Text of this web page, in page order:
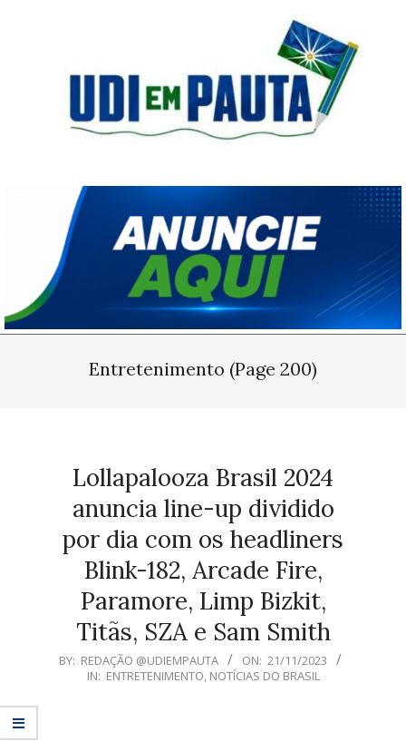
Pauta
Entretenimento (Page 200)
Lollapalooza Brasil 2024
anuncia line-up dividido
por dia com os headliners
Blink-182, Arcade Fire,
Paramore, Limp Bizkit,
Titãs, SZA e Sam Smith
2023-
BY: REDAÇÃO @UDIEMPAUTA ON: 21/11/2023
IN: ENTRETENIMENTO, NOTÍCIAS DO BRASIL